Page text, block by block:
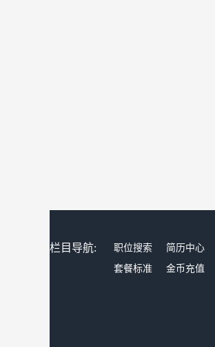
栏目导航: 职位搜索 简历中心
套餐标准
金币充值